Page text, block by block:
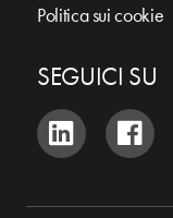
Politica sui cookie
SEGUICI SU